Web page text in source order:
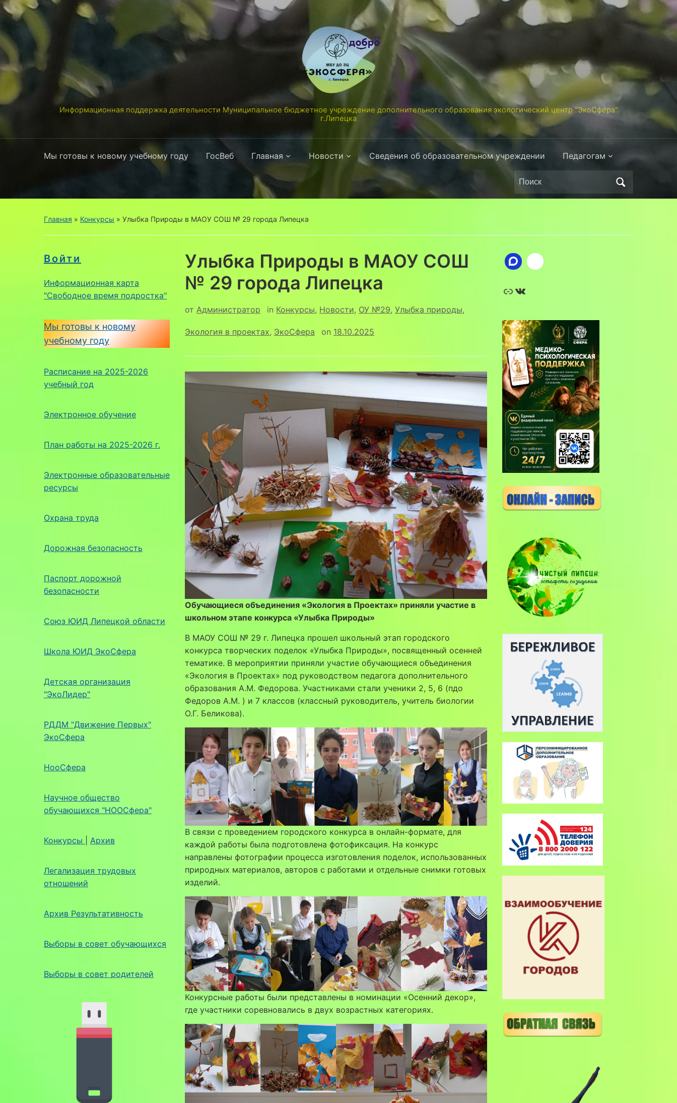
Информационная поддержка деятельности Муниципальное бюджетное учреждение дополнительного образования экологический центр "ЭкоСфера"
г.Липецка
Мы готовы к новому учебному году ГосВеб Главная Новости Сведения об образовательном учреждении Педагогам
Поиск
по:
Главная » Конкурсы » Улыбка Природы в МАОУ СОШ № 29 города Липецка
Войти
Информационная карта
"Свободное время подростка"
Мы готовы к новому
учебному году
Расписание на 2025-2026
учебный год
Электронное обучение
План работы на 2025-2026 г.
Электронные образовательные
ресурсы
Охрана труда
Дорожная безопасность
Паспорт дорожной
безопасности
Союз ЮИД Липецкой области
Школа ЮИД ЭкоСфера
Детская организация
"ЭкоЛидер"
РДДМ "Движение Первых"
ЭкоСфера
НооСфера
Научное общество
обучающихся "НООСфера"
Конкурсы Архив
Легализация трудовых
отношений
Архив Результативность
Выборы в совет обучающихся
Выборы в совет родителей
Улыбка Природы в МАОУ СОШ
№ 29 города Липецка
от Администратор in Конкурсы, Новости, ОУ №29, Улыбка природы,
Экология в проектах, ЭкоСфера on 18.10.2025
Обучающиеся объединения «Экология в Проектах» приняли участие в
школьном этапе конкурса «Улыбка Природы»
В МАОУ СОШ № 29 г. Липецка прошел школьный этап городского
конкурса творческих поделок «Улыбка Природы», посвященный осенней
тематике. В мероприятии приняли участие обучающиеся объединения
«Экология в Проектах» под руководством педагога дополнительного
образования А.М. Федорова. Участниками стали ученики 2, 5, 6 (пдо
Федоров А.М. ) и 7 классов (классный руководитель, учитель биологии
О.Г. Беликова).
В связи с проведением городского конкурса в онлайн-формате, для
каждой работы была подготовлена фотофиксация. На конкурс
направлены фотографии процесса изготовления поделок, использованных
природных материалов, авторов с работами и отдельные снимки готовых
изделий.
Конкурсные работы были представлены в номинации «Осенний декор»,
где участники соревновались в двух возрастных категориях.
Ссылка